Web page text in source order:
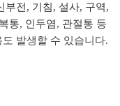
부전, 기침, 설사, 구역,
통, 인두염, 관절통 등
발생할 수 있습니다.